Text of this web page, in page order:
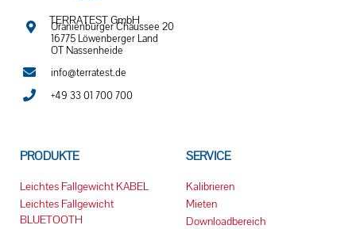
TERRATEST GmbH
Oranienburger Chaussee 20
16775 Löwenberger Land
OT Nassenheide
info@terratest.de
+49 33 01 700 700
PRODUKTE
Leichtes Fallgewicht KABEL
Leichtes Fallgewicht
BLUETOOTH
SERVICE
Kalibrieren
Mieten
Downloadbereich